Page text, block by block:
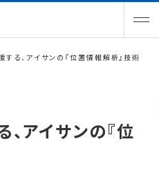
する、アイサンの『位置情報解析』技術
、アイサンの『位